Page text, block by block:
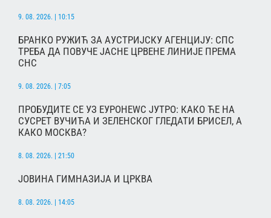
9. 08. 2026. | 10:15
БРАНКО РУЖИЋ ЗА АУСТРИЈСКУ АГЕНЦИЈУ: СПС
ТРЕБА ДА ПОВУЧЕ ЈАСНЕ ЦРВЕНЕ ЛИНИЈЕ ПРЕМА
СНС
9. 08. 2026. | 7:05
ПРОБУДИТЕ СЕ УЗ ЕУРОНЕWС ЈУТРО: КАКО ЋЕ НА
СУСРЕТ ВУЧИЋА И ЗЕЛЕНСКОГ ГЛЕДАТИ БРИСЕЛ, А
КАКО МОСКВА?
8. 08. 2026. | 21:50
ЈОВИНА ГИМНАЗИЈА И ЦРКВА
8. 08. 2026. | 14:05